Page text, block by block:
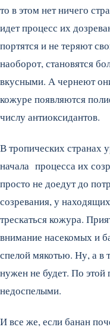
то в этом нет ничего
идет процесс их
портятся и не теряют
наоборот, становятся
вкусными. А чернеют
кожуре появляются
числу антиоксидантов.
В тропических странах
начала процесса их
просто не доедут до
созревания, у
трескаться кожура.
внимание насекомых и
спелой мякотью. Ну, а в
нужен не будет. По
недоспелыми.
И все же, если банан